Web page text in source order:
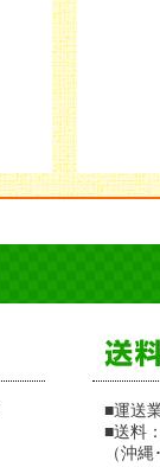
■運送
■送料
（沖